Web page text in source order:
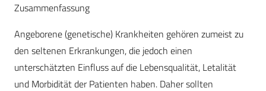
Zusammenfassung
Angeborene (genetische) Krankheiten gehören zumeist zu
den seltenen Erkrankungen, die jedoch einen
unterschätzten Einfluss auf die Lebensqualität, Letalität
und Morbidität der Patienten haben. Daher sollten